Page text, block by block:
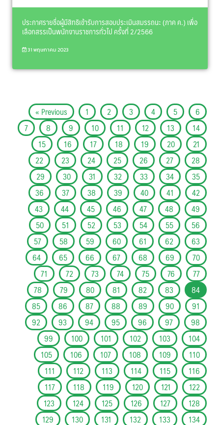
ประกาศรายชื่อผู้มีสิทธิเข้ารับการสอบประเมินสมรรถนะ (ภาค ค.) เพื่อ
เลือกสรรเป็นพนักงานราชการทั่วไป ครั้งที่ 2/2566
31 พฤษภาคม 2023
« Previous 1 2 3 4 5
6
7
8 9 10 11 12 13
14
15
16 17 18 19 20
21
22
23 24 25 26 27
28
29
30 31 32 33 34
35
36
37 38 39 40 41
42
43
44 45 46 47 48
49
50
51 52 53 54 55
56
57
58 59 60 61 62
63
64
65 66 67 68 69
70
71
72 73 74 75 76
77
78
79 80 81 82 83
84
85
86 87 88 89 90
91
92
93 94 95 96 97
98
99
100 101 102 103
104
105
106 107 108 109
110
111
112 113 114 115
116
117
118 119 120 121
122
123
124 125 126 127
128
129
130 131 132 133
134